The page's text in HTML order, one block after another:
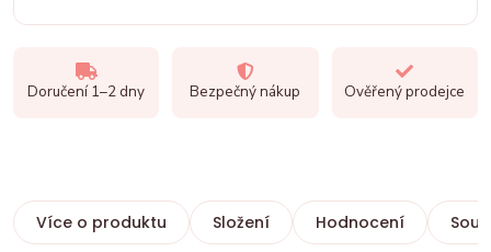
Doručení 1–2 dny Bezpečný nákup Ověřený prodejce
Více o produktu Složení Hodnocení